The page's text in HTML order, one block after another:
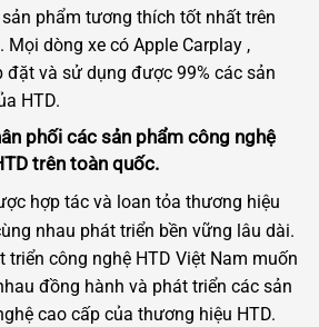
phẩm tương thích tốt nhất trên
Mọi dòng xe có Apple Carplay ,
đặt và sử dụng được 99% các sản
HTD.
phối các sản phẩm công nghệ
trên toàn quốc.
hợp tác và loan tỏa thương hiệu
nhau phát triển bền vững lâu dài.
triển công nghệ HTD Việt Nam muốn
đồng hành và phát triển các sản
cao cấp của thương hiệu HTD.